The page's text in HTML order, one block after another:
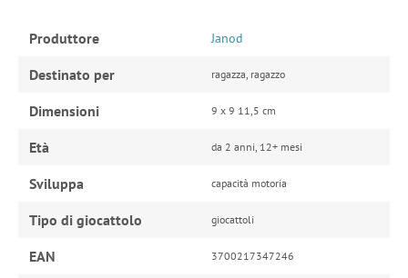
Produttore Janod
Destinato per ragazza, ragazzo
Dimensioni 9 x 9 11,5 cm
Età da 2 anni, 12+ mesi
Sviluppa capacità motoria
Tipo di giocattolo giocattoli
EAN 3700217347246